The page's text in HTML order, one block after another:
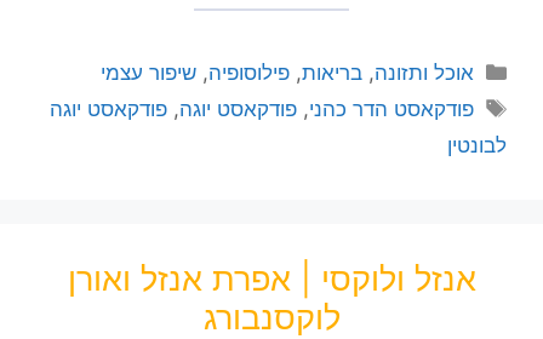
אוכל ותזונה,בריאות,פילוסופיה,שיפור עצמי
פודקאסט הדר כהני,פודקאסט יוגה,פודקאסט יוגה
לבונטין
אנזל ולוקסי | אפרת אנזל ואורן
לוקסנבורג